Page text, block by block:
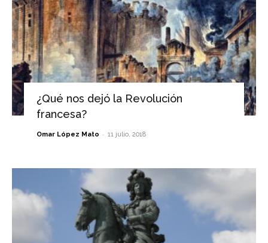
¿Qué nos dejó la Revolución
francesa?
Omar López Mato - 11 julio, 2018